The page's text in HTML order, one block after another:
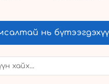
нь